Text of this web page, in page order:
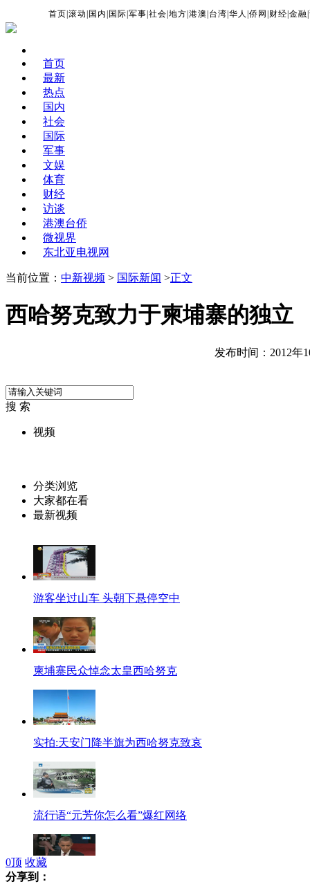
首页 |滚动 国内 国际 |军事 |社会 |地方 |港澳 台湾 |华人 |侨网 财经 |金融 |
首页
最新
热点
国内
社会
国际
军事
文娱
体育
财经
访谈
港澳台侨
微视界
东北亚电视网
当前位置： 中新视频 > 国际新闻 >正文
西哈努克致力于柬埔寨的独立
发布时间：2012年
搜 索
视频
分类浏览
大家都在看
最新视频
游客坐过山车 头朝下悬停空中
柬埔寨民众悼念太皇西哈努克
实拍:天安门降半旗为西哈努克致哀
流行语“元芳你怎么看”爆红网络
0顶 收藏
分享到：